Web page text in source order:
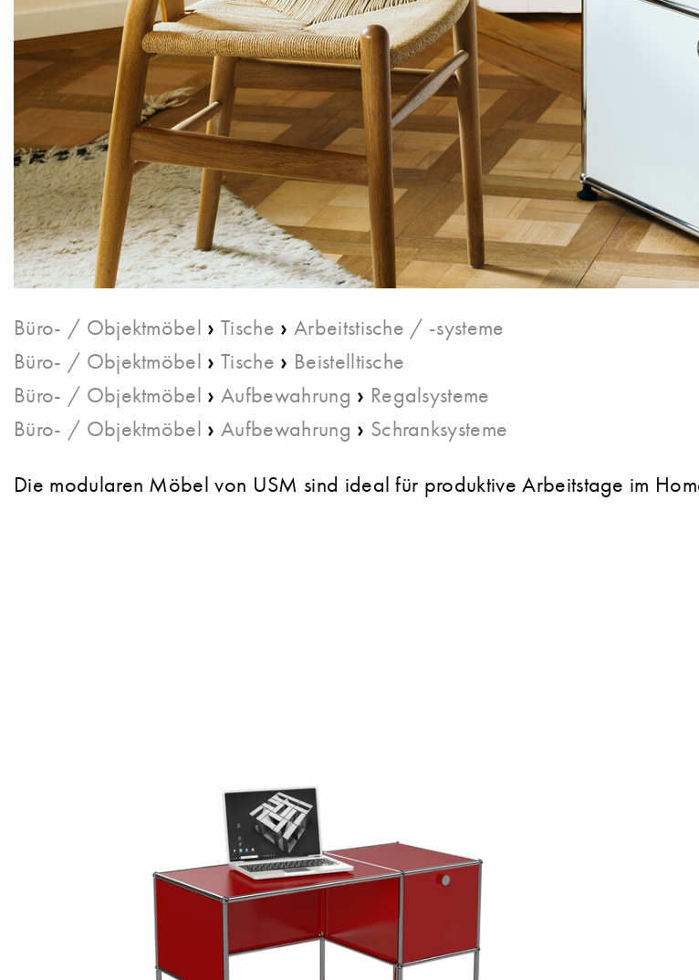
Büro- / Objektmöbel ›Tische › Arbeitstische / -systeme
Büro- / Objektmöbel ›Tische › Beistelltische
Büro- / Objektmöbel ›Aufbewahrung › Regalsysteme
Büro- / Objektmöbel ›Aufbewahrung › Schranksysteme
Die modularen Möbel von USM sind ideal für produktive Arbeitstage im